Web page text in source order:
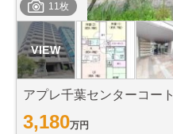
11枚
アプレ千葉センターコート
3,180万円